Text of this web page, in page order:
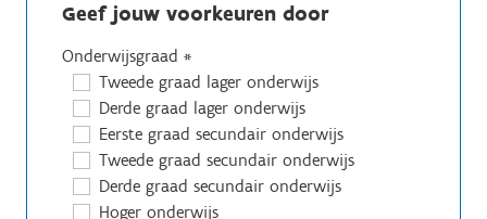
Geef jouw voorkeuren door
Onderwijsgraad *
Tweede graad lager onderwijs
Derde graad lager onderwijs
Eerste graad secundair onderwijs
Tweede graad secundair onderwijs
Derde graad secundair onderwijs
Hoger onderwijs